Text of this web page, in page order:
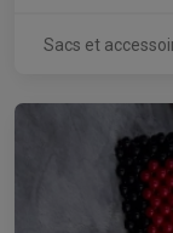
Sacs et